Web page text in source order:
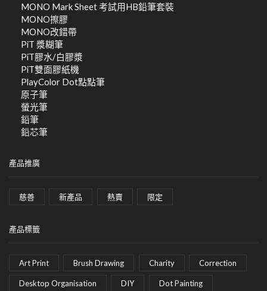
MONO Mark Sheet 考試用HB鉛筆套裝
MONO擦膠
MONO改錯帶
PiT 漿糊筆
PiT膠水/白膠漿
PiT雙面膠紙機
PlayColor Dot點點筆
原子筆
螢光筆
鉛筆
鉛芯筆
產品推廣
慈善 新產品 熱賣 限定
產品標籤
Art Print Brush Drawing Charity Correction
Desktop Organisation DIY Dot Painting